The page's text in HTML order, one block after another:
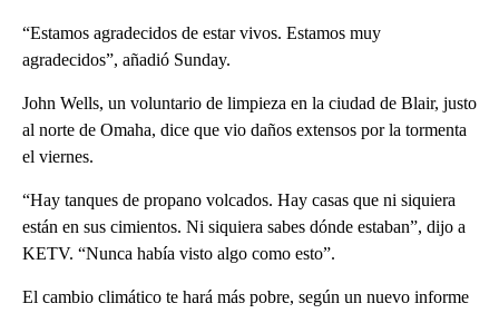
“Estamos agradecidos de estar vivos. Estamos muy
agradecidos”, añadió Sunday.
John Wells, un voluntario de limpieza en la ciudad de Blair, justo
al norte de Omaha, dice que vio daños extensos por la tormenta
el viernes.
“Hay tanques de propano volcados. Hay casas que ni siquiera
están en sus cimientos. Ni siquiera sabes dónde estaban”, dijo a
KETV. “Nunca había visto algo como esto”.
El cambio climático te hará más pobre, según un nuevo informe